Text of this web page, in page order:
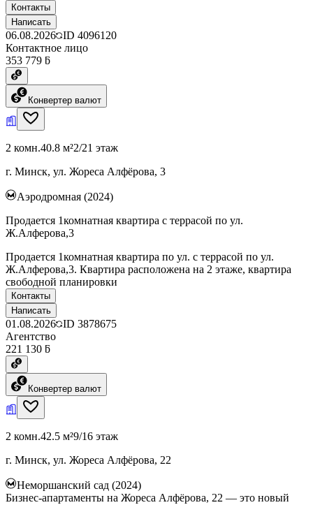
Контакты
Написать
06.08.2026 ID 4096120
Контактное лицо
353 779 ƃ
Конвертер валют
2 комн.40.8 м²2/21 этаж
г. Минск, ул. Жореса Алфёрова, 3
Аэродромная (2024)
Продается 1комнатная квартира с террасой по ул.
Ж.Алферова,3
Продается 1комнатная квартира по ул. с террасой по ул.
Ж.Алферова,3. Квартира расположена на 2 этаже, квартира
свободной планировки
Контакты
Написать
01.08.2026 ID 3878675
Агентство
221 130 ƃ
Конвертер валют
2 комн.42.5 м²9/16 этаж
г. Минск, ул. Жореса Алфёрова, 22
Неморшанский сад (2024)
Бизнес-апартаменты на Жореса Алфёрова, 22 — это новый